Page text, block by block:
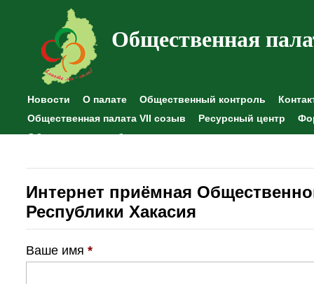
Общественная
Новости О палате Общественный контроль
Общественная палата VII созыв
Ресурсный центр
Общественные наблюдения
Интернет приёмная
Республики Хакасия
Ваше имя *